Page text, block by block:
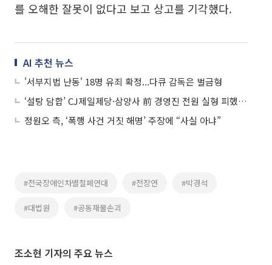
를 오해한 잘못이 없다고 보고 상고를 기각했다.
AI 추천 뉴스
'서부지법 난동' 18명 유죄 확정...다큐 감독은 벌금형
‘설탕 담합’ CJ제일제당·삼양사 前 경영진 전원 실형 피했다…法 “폭리 취했다 보기 어려워”
정원오 측, ‘폭행 사건 거짓 해명’ 주장에 “사실 아냐”
#전국장애인차별철폐연대 #전장연 #박경석
#대법원 #공동재물손괴
조소현 기자의 주요 뉴스